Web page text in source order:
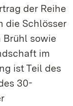
der Reihe
die Schlösser
Brühl sowie
im
ist Teil des
30-